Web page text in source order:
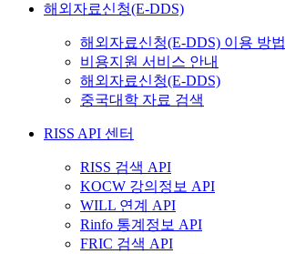
해외자료신청(E-DDS)
해외자료신청(E-DDS) 이용 방법
비용지원 서비스 안내
해외자료신청(E-DDS)
중국대학 자료 검색
RISS API 센터
RISS 검색 API
KOCW 강의정보 API
WILL 연계 API
Rinfo 통계정보 API
FRIC 검색 API